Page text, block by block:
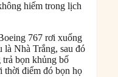
hiếm trong lịch
767 rơi xuống
là Nhà Trắng, sau đó
trả bọn khủng bố
thời điểm đó bọn họ